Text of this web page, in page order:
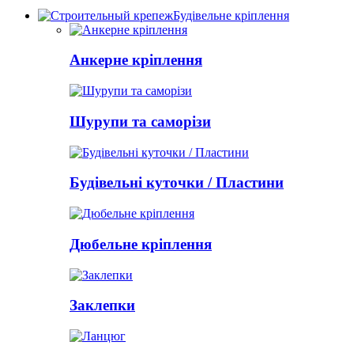
Будівельне кріплення
Анкерне кріплення
Шурупи та саморізи
Будівельні куточки / Пластини
Дюбельне кріплення
Заклепки